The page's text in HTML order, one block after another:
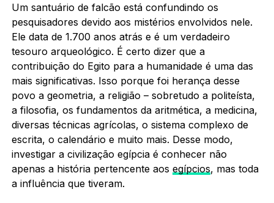
Um santuário de falcão está confundindo os
pesquisadores devido aos mistérios envolvidos nele.
Ele data de 1.700 anos atrás e é um verdadeiro
tesouro arqueológico. É certo dizer que a
contribuição do Egito para a humanidade é uma das
mais significativas. Isso porque foi herança desse
povo a geometria, a religião – sobretudo a politeísta,
a filosofia, os fundamentos da aritmética, a medicina,
diversas técnicas agrícolas, o sistema complexo de
escrita, o calendário e muito mais. Desse modo,
investigar a civilização egípcia é conhecer não
apenas a história pertencente aos egípcios, mas toda
a influência que tiveram.